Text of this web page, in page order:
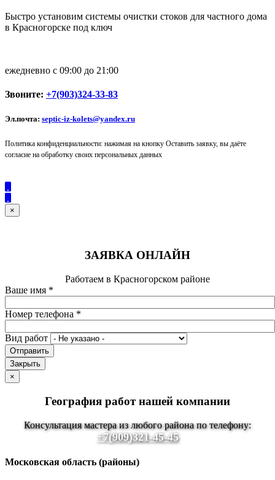
Быстро установим системы очистки стоков для частного дома
в Красногорске под ключ
ежедневно с 09:00 до 21:00
Звоните: +7(903)324-33-83
Эл.почта: septic-iz-kolets@yandex.ru
Политика конфиденциальности: нажимая на кнопку Оставить заявку, вы даёте
согласие на обработку своих персональных данных
×
ЗАЯВКА ОНЛАЙН
Работаем в Красногорском районе
Ваше имя *
Номер телефона *
Вид работ
Отправить
Закрыть
×
География работ нашей компании
Консультация мастера из любого района по телефону:
+7(909)321-45-45
Московская область (районы)